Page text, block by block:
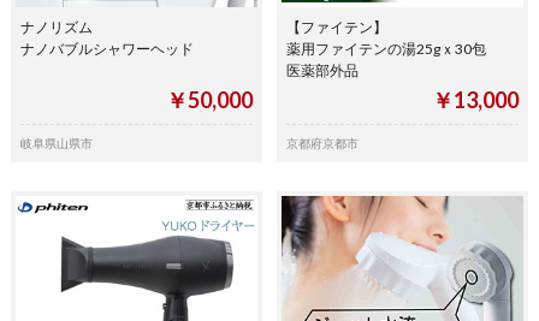
ナノリズム
ナノバブルシャワーヘッド
￥50,000
岐阜県山県市
【ファイテン】
薬用ファイテンの湯25gｘ30包
医薬部外品
￥13,000
京都府京都市